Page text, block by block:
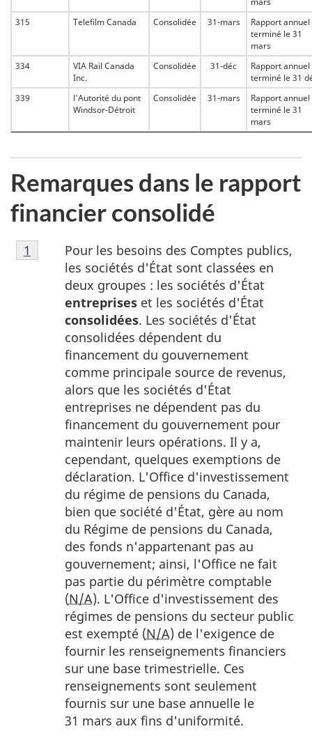
315
Telefilm Canada Consolidée 31-mars
Rapport annuel
terminé le 31
mars
334
VIA Rail Canada
Inc.
Consolidée 31-déc
Rapport annuel
terminé le 31
339
l'Autorité du pont
Windsor-Détroit
Consolidée 31-mars
Rapport annuel
terminé le 31
mars
Remarques dans le rapport
financier consolidé
Note
1
Pour les besoins des Comptes publics,
les sociétés d'État sont classées en
deux groupes : les sociétés d'État
entrepriseset les sociétés d'État
consolidées. Les sociétés d'État
consolidées dépendent du
financement du gouvernement
comme principale source de revenus,
alors que les sociétés d'État
entreprises ne dépendent pas du
financement du gouvernement pour
maintenir leurs opérations. Il y a,
cependant, quelques exemptions de
déclaration. L'Office d'investissement
du régime de pensions du Canada,
bien que société d'État, gère au nom
du Régime de pensions du Canada,
des fonds n'appartenant pas au
gouvernement; ainsi, l'Office ne fait
pas partie du périmètre comptable
(N/A). L'Office d'investissement des
régimes de pensions du secteur public
est exempté (N/A) de l'exigence de
fournir les renseignements financiers
sur une base trimestrielle. Ces
renseignements sont seulement
fournis sur une base annuelle le
31 mars aux fins d'uniformité.
Retour à la référence de la note
1 du tableau 1